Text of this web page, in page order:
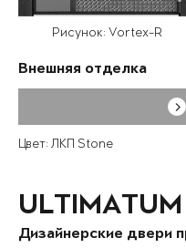
Рисунок: Vortex-R
Внешняя отделка
Цвет: ЛКП Stone
Дизайнерские двери